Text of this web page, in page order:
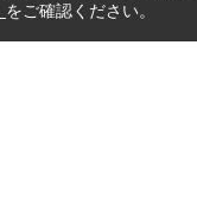
をご確認ください。